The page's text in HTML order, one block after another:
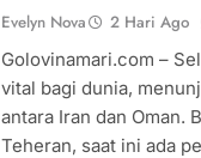
Evelyn Nova 2 Hari Ago
Golovinamari.com –
vital bagi dunia,
antara Iran dan Oman.
Teheran, saat ini ada